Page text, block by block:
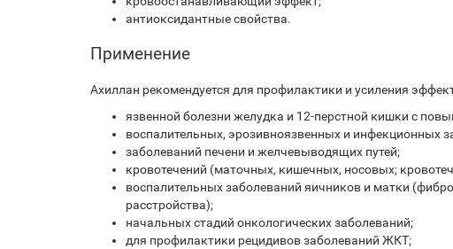
антиоксидантные свойства.
Применение
Ахиллан рекомендуется для профилактики и усиления
язвенной болезни желудка и 12-перстной кишки с
воспалительных, эрозивно­язвенных и инфекционных
заболеваний печени и желчевыводящих путей;
кровотечений (маточных, кишечных, носовых;
воспалительных заболеваний яичников и матки
расстройства);
начальных стадий онкологических заболеваний;
для профилактики рецидивов заболеваний ЖКТ;